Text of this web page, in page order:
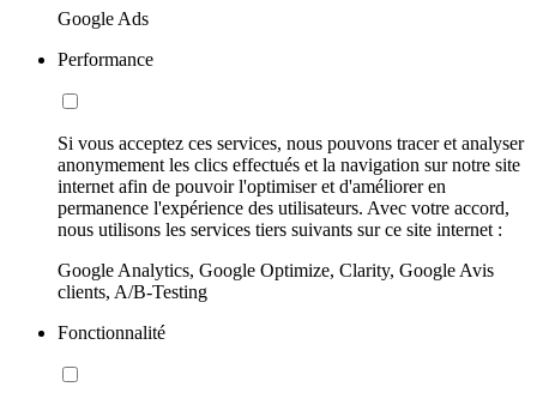
Google Ads
Performance
Si vous acceptez ces services, nous pouvons tracer et analyser
anonymement les clics effectués et la navigation sur notre site
internet afin de pouvoir l'optimiser et d'améliorer en
permanence l'expérience des utilisateurs. Avec votre accord,
nous utilisons les services tiers suivants sur ce site internet :
Google Analytics, Google Optimize, Clarity, Google Avis
clients, A/B-Testing
Fonctionnalité